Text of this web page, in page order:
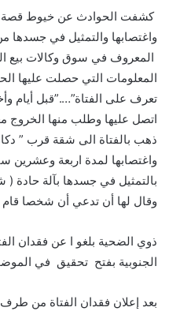
كشفت الحوادث عن خيوط قصة
واغتصابها والتمثيل في جسدها
المعروف في سوق وكالات بيع
المعلومات التي حصلت عليها
تعرف على الفتاة”….”قبل أيام
اتصل عليها وطلب منها الخروج
ذهب بالفتاة الى شقة قرب ”
واغتصابها لمدة اربعة وعشرين
بالتمثيل في جسدها بآلة حادة (
وقال لها أن تدعي أن شخصا قام
ذوي الضحية بلغو ا عن فقدان
الجنوبية بفتح تحقيق في
بعد إعلان فقدان الفتاة من